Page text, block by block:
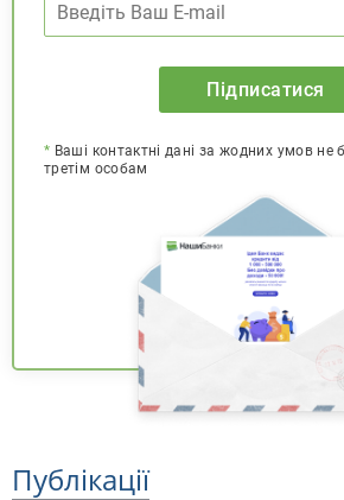
Підписатися
* Ваші контактні дані за жодних умов не
третім особам
Публікації